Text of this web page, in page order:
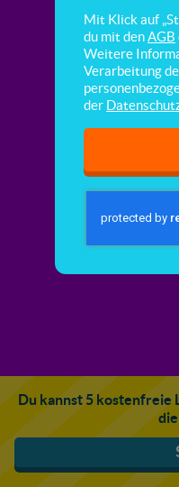
Du kannst 5 kostenfreie
Mit Klick auf
du mit denAGB
Weitere
Verarbeitung
der